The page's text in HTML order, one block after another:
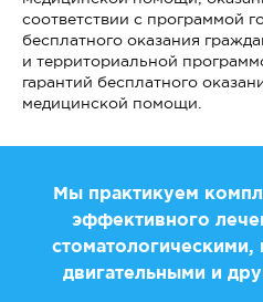
соответствии с программой
бесплатного оказания
и территориальной
гарантий бесплатного
медицинской помощи.
Мы практикуем
эффективного
стоматологическими,
двигательными и